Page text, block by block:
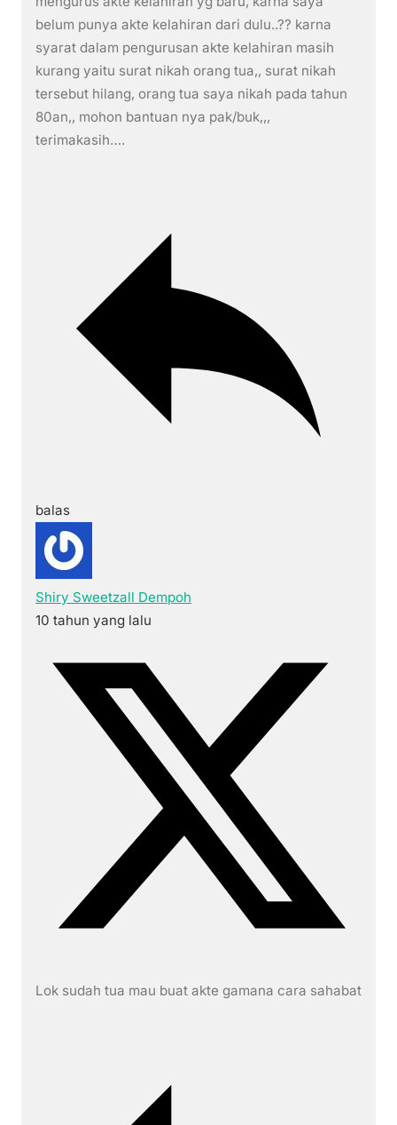
belum punya akte kelahiran dari dulu..?? karna
syarat dalam pengurusan akte kelahiran masih
kurang yaitu surat nikah orang tua,, surat nikah
tersebut hilang, orang tua saya nikah pada tahun
80an,, mohon bantuan nya pak/buk,,,
terimakasih….
balas
Shiry Sweetzall Dempoh
10 tahun yang lalu
Lok sudah tua mau buat akte gamana cara sahabat